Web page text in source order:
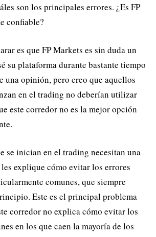
son los principales errores. ¿Es FP
confiable?
es que FP Markets es sin duda un
su plataforma durante bastante tiempo
una opinión, pero creo que aquellos
en el trading no deberían utilizar
este corredor no es la mejor opción
se inician en el trading necesitan una
explique cómo evitar los errores
comunes, que siempre
Este es el principal problema
corredor no explica cómo evitar los
en los que caen la mayoría de los